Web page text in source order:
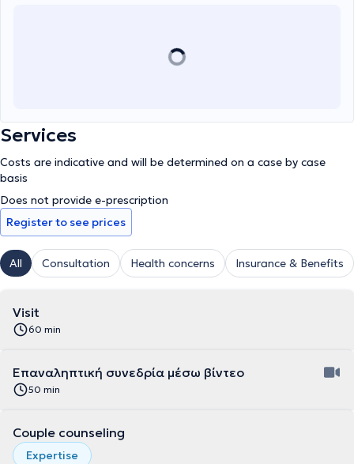
Services
Costs are indicative and will be determined on a case by case
basis
Does not provide e-prescription
Register to see prices
All Consultation Health concerns Insurance & Benefits
Visit
60 min
Επαναληπτική συνεδρία μέσω βίντεο
50 min
Couple counseling
Expertise